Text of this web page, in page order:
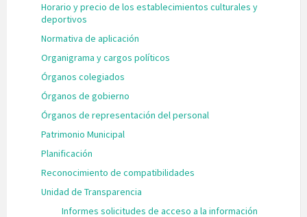
Horario y precio de los establecimientos culturales y
deportivos
Normativa de aplicación
Organigrama y cargos políticos
Órganos colegiados
Órganos de gobierno
Órganos de representación del personal
Patrimonio Municipal
Planificación
Reconocimiento de compatibilidades
Unidad de Transparencia
Informes solicitudes de acceso a la información